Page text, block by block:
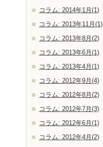
コラム: 2014年1月(1)
コラム: 2013年11月(1)
コラム: 2013年8月(2)
コラム: 2013年6月(1)
コラム: 2013年4月(1)
コラム: 2012年9月(4)
コラム: 2012年8月(2)
コラム: 2012年7月(3)
コラム: 2012年6月(1)
コラム: 2012年4月(2)